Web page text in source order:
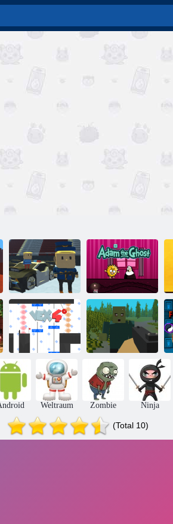
Kogama
Skispringen!!
Adam und Eva:
Adam der Geist
Vex 4 Pixelüberleben
Weltraum Zombie Ninja
(Total 10)